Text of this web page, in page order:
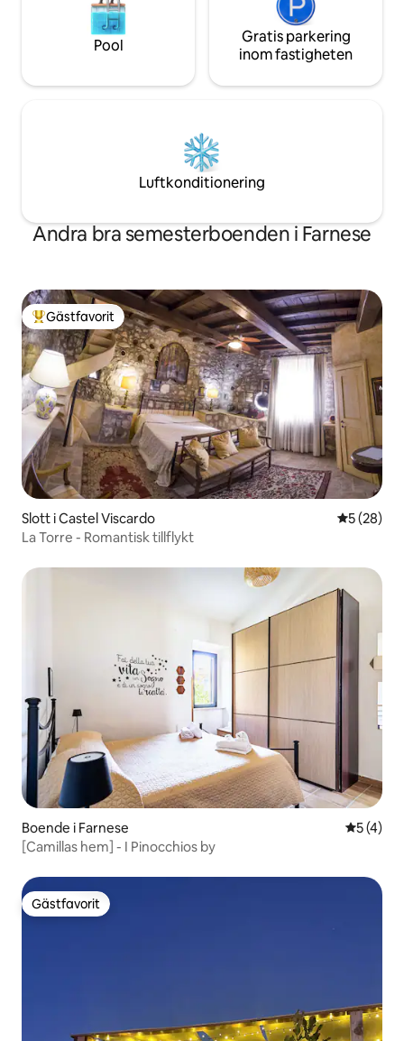
Pool
Gratis parkering
inom fastigheten
Luftkonditionering
Andra bra semesterboenden i Farnese
Populär gästfavorit
Gästfavorit
Slott i Castel Viscardo 5 av 5 i
5 (28)
La Torre - Romantisk tillflykt
Boende i Farnese 5 av 5 i
5 (4)
[Camillas hem] - I Pinocchios by
Gästfavorit
Gästfavorit